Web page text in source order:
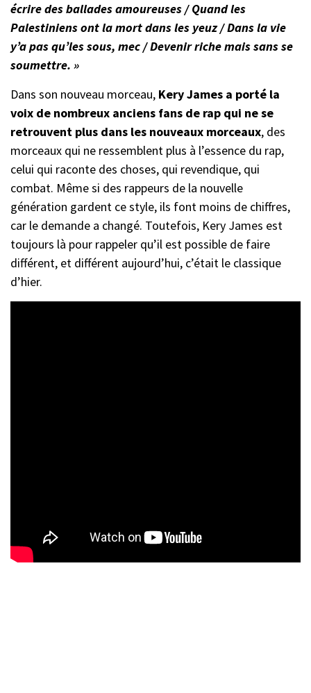
écrire des ballades amoureuses / Quand les
Palestiniens ont la mort dans les yeuz / Dans la vie
y’a pas qu’les sous, mec / Devenir riche mais sans se
soumettre. »
Dans son nouveau morceau, Kery James a porté la
voix de nombreux anciens fans de rap qui ne se
retrouvent plus dans les nouveaux morceaux, des
morceaux qui ne ressemblent plus à l’essence du rap,
celui qui raconte des choses, qui revendique, qui
combat. Même si des rappeurs de la nouvelle
génération gardent ce style, ils font moins de chiffres,
car le demande a changé. Toutefois, Kery James est
toujours là pour rappeler qu’il est possible de faire
différent, et différent aujourd’hui, c’était le classique
d’hier.